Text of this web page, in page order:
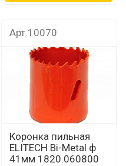
Арт.10070
Коронка пильная
ELITECH Bi-Metal ф
41мм 1820.060800